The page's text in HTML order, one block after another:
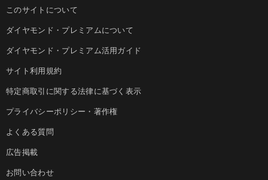
このサイトについて
ダイヤモンド・プレミアムについて
ダイヤモンド・プレミアム活用ガイド
サイト利用規約
特定商取引に関する法律に基づく表示
プライバシーポリシー・著作権
よくある質問
広告掲載
お問い合わせ